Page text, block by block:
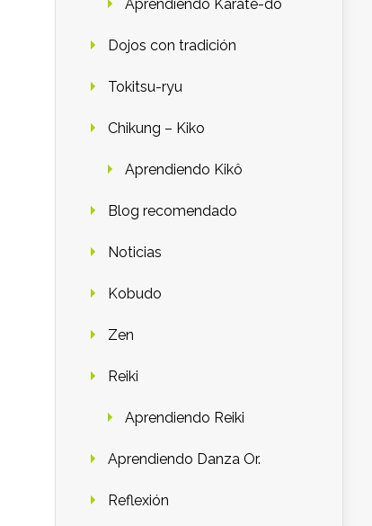
Aprendiendo Karate-do
Dojos con tradición
Tokitsu-ryu
Chikung – Kiko
Aprendiendo Kikô
Blog recomendado
Noticias
Kobudo
Zen
Reiki
Aprendiendo Reiki
Aprendiendo Danza Or.
Reflexión